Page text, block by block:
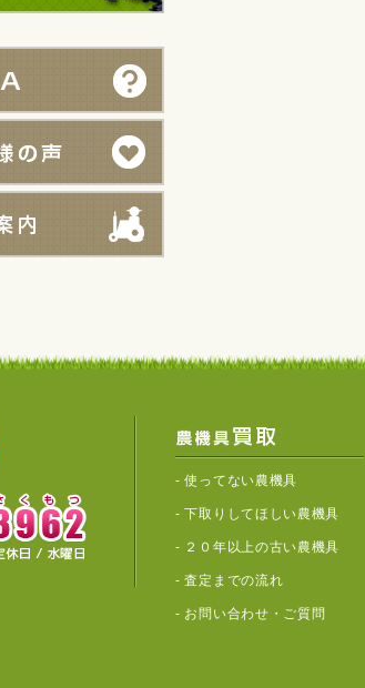
-使ってない農機具
-下取りしてほしい農機具
- ２０年以上の古い農機具
-査定までの流れ
- お問い合わせ・ご質問